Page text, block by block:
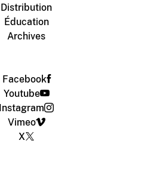
Distribution
Éducation
Archives
Facebook
Youtube
Instagram
Vimeo
X